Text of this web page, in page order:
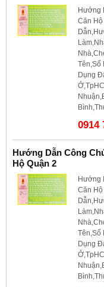
Hướng
Căn
Tên,Sổ
Dụng
0914
Hướng Dẫn Công
Hộ Quận 2
Hướng
Căn
Tên,Sổ
Dụng